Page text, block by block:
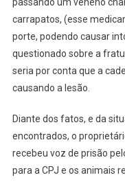
passando um veneno
carrapatos, (esse
porte, podendo causar
questionado sobre a
seria por conta que a
causando a lesão.
Diante dos fatos, e da
encontrados, o
recebeu voz de prisão
para a CPJ e os animais